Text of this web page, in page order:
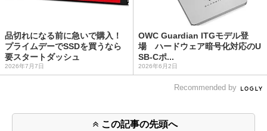
品切れになる前に急いで購入！
プライムデーでSSDを買うなら
要スタートダッシュ
2026年7月7日
OWC Guardian ITGモデル登
場 ハードウェア暗号化対応のU
SB-Cポ...
2026年6月2日
Recommended by
この記事の先頭へ